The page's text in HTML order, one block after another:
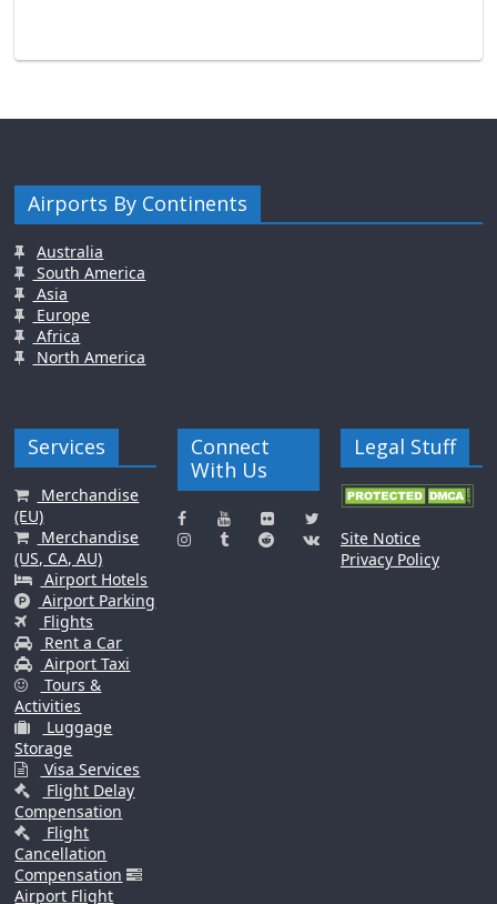
Airports By Continents
Australia
South America
Asia
Europe
Africa
North America
Services
Merchandise
(EU)
Merchandise
(US, CA, AU)
Airport Hotels
Airport Parking
Flights
Rent a Car
Airport Taxi
Tours &
Activities
Luggage
Storage
Visa Services
Flight Delay
Compensation
Flight
Cancellation
Compensation
Airport Flight
Connect
With Us
Legal Stuff
Site Notice
Privacy Policy